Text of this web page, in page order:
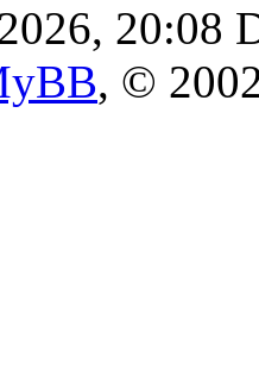
20:08
, ©